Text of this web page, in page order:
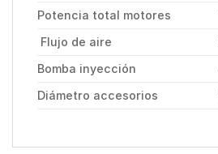
Potencia total motores
Flujo de aire
Bomba inyección
Diámetro accesorios